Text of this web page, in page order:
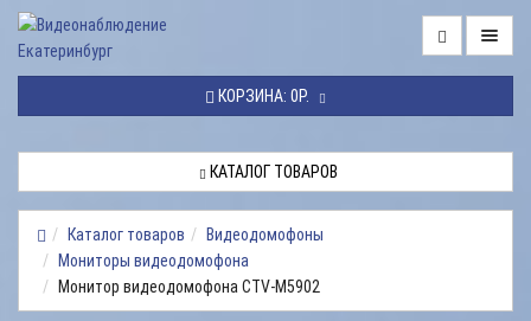
КОРЗИНА: 0Р.
ТОВАРОВ
ВИДЕОНАБЛЮДЕНИЯ
РЕМОНТ
ВИДЕОНАБЛЮДЕНИЯ
КАТАЛОГ ТОВАРОВ
Каталог товаров
Видеодомофоны
Мониторы видеодомофона
Монитор видеодомофона CTV-M5902